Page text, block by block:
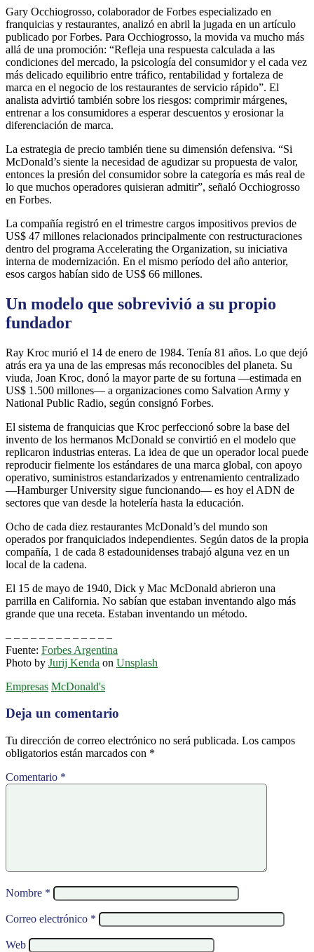
Gary Occhiogrosso, colaborador de Forbes especializado en
franquicias y restaurantes, analizó en abril la jugada en un artículo
publicado por Forbes. Para Occhiogrosso, la movida va mucho más
allá de una promoción: “Refleja una respuesta calculada a las
condiciones del mercado, la psicología del consumidor y el cada vez
más delicado equilibrio entre tráfico, rentabilidad y fortaleza de
marca en el negocio de los restaurantes de servicio rápido”. El
analista advirtió también sobre los riesgos: comprimir márgenes,
entrenar a los consumidores a esperar descuentos y erosionar la
diferenciación de marca.
La estrategia de precio también tiene su dimensión defensiva. “Si
McDonald’s siente la necesidad de agudizar su propuesta de valor,
entonces la presión del consumidor sobre la categoría es más real de
lo que muchos operadores quisieran admitir”, señaló Occhiogrosso
en Forbes.
La compañía registró en el trimestre cargos impositivos previos de
US$ 47 millones relacionados principalmente con restructuraciones
dentro del programa Accelerating the Organization, su iniciativa
interna de modernización. En el mismo período del año anterior,
esos cargos habían sido de US$ 66 millones.
Un modelo que sobrevivió a su propio
fundador
Ray Kroc murió el 14 de enero de 1984. Tenía 81 años. Lo que dejó
atrás era ya una de las empresas más reconocibles del planeta. Su
viuda, Joan Kroc, donó la mayor parte de su fortuna —estimada en
US$ 1.500 millones— a organizaciones como Salvation Army y
National Public Radio, según consignó Forbes.
El sistema de franquicias que Kroc perfeccionó sobre la base del
invento de los hermanos McDonald se convirtió en el modelo que
replicaron industrias enteras. La idea de que un operador local puede
reproducir fielmente los estándares de una marca global, con apoyo
operativo, suministros estandarizados y entrenamiento centralizado
—Hamburger University sigue funcionando— es hoy el ADN de
sectores que van desde la hotelería hasta la educación.
Ocho de cada diez restaurantes McDonald’s del mundo son
operados por franquiciados independientes. Según datos de la propia
compañía, 1 de cada 8 estadounidenses trabajó alguna vez en un
local de la cadena.
El 15 de mayo de 1940, Dick y Mac McDonald abrieron una
parrilla en California. No sabían que estaban inventando algo más
grande que una receta. Estaban inventando un método.
– – – – – – – – – – – – –
Fuente: Forbes Argentina
Photo by Jurij Kenda on Unsplash
Empresas McDonald's
Deja un comentario
Tu dirección de correo electrónico no será publicada. Los campos
obligatorios están marcados con *
Comentario *
Nombre *
Correo electrónico *
Web